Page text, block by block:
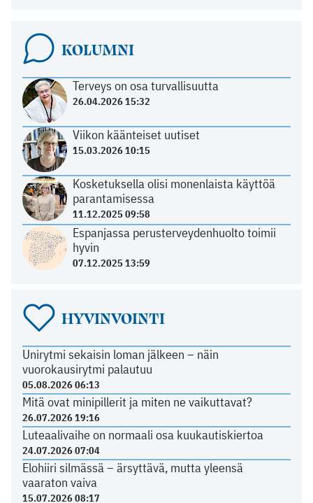
KOLUMNI
Terveys on osa turvallisuutta
26.04.2026 15:32
Viikon käänteiset uutiset
15.03.2026 10:15
Kosketuksella olisi monenlaista käyttöä
parantamisessa
11.12.2025 09:58
Espanjassa perusterveydenhuolto toimii
hyvin
07.12.2025 13:59
HYVINVOINTI
Unirytmi sekaisin loman jälkeen – näin
vuorokausirytmi palautuu
05.08.2026 06:13
Mitä ovat minipillerit ja miten ne vaikuttavat?
26.07.2026 19:16
Luteaalivaihe on normaali osa kuukautiskiertoa
24.07.2026 07:04
Elohiiri silmässä – ärsyttävä, mutta yleensä
vaaraton vaiva
15.07.2026 08:17